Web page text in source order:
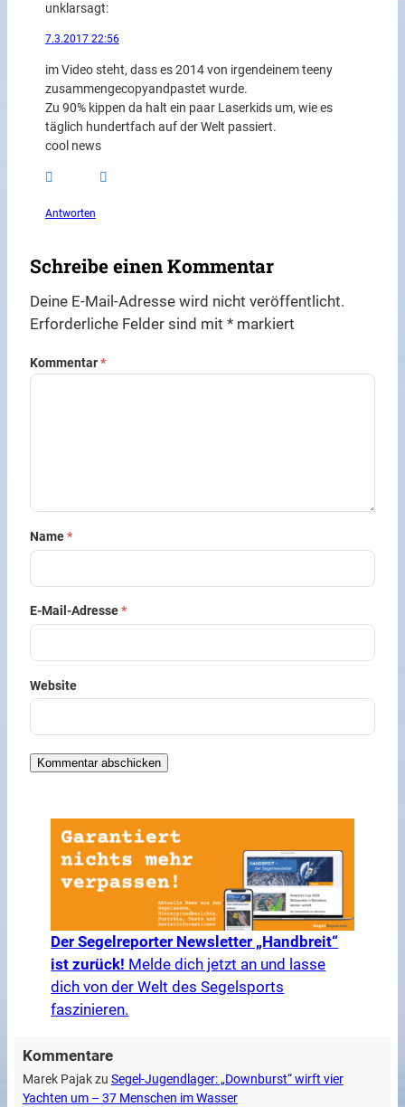
unklarsagt:
7.3.2017 22:56
im Video steht, dass es 2014 von irgendeinem teeny
zusammengecopyandpastet wurde.
Zu 90% kippen da halt ein paar Laserkids um, wie es
täglich hundertfach auf der Welt passiert.
cool news
Antworten
Schreibe einen Kommentar
Deine E-Mail-Adresse wird nicht veröffentlicht.
Erforderliche Felder sind mit* markiert
Kommentar*
Name*
E-Mail-Adresse*
Website
Der Segelreporter Newsletter „Handbreit“
ist zurück! Melde dich jetzt an und lasse
dich von der Welt des Segelsports
faszinieren.
Kommentare
Marek Pajakzu Segel-Jugendlager: „Downburst“ wirft vier
Yachten um – 37 Menschen im Wasser